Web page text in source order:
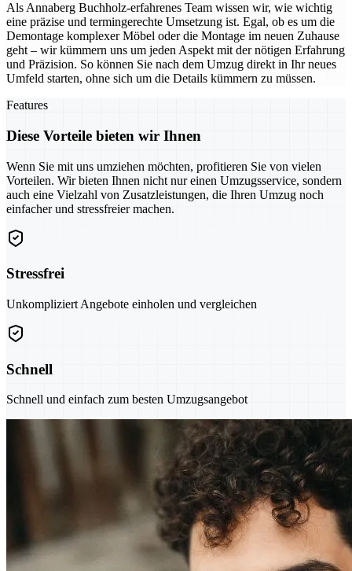
Als Annaberg Buchholz-erfahrenes Team wissen wir, wie wichtig
eine präzise und termingerechte Umsetzung ist. Egal, ob es um die
Demontage komplexer Möbel oder die Montage im neuen Zuhause
geht – wir kümmern uns um jeden Aspekt mit der nötigen Erfahrung
und Präzision. So können Sie nach dem Umzug direkt in Ihr neues
Umfeld starten, ohne sich um die Details kümmern zu müssen.
Features
Diese Vorteile bieten wir Ihnen
Wenn Sie mit uns umziehen möchten, profitieren Sie von vielen
Vorteilen. Wir bieten Ihnen nicht nur einen Umzugsservice, sondern
auch eine Vielzahl von Zusatzleistungen, die Ihren Umzug noch
einfacher und stressfreier machen.
Stressfrei
Unkompliziert Angebote einholen und vergleichen
Schnell
Schnell und einfach zum besten Umzugsangebot